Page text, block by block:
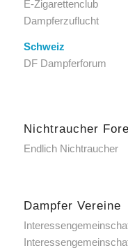
E-Zigarettenclub
Dampferzuflucht
Schweiz
DF Dampferforum
Nichtraucher
Endlich Nichtraucher
Dampfer Vereine